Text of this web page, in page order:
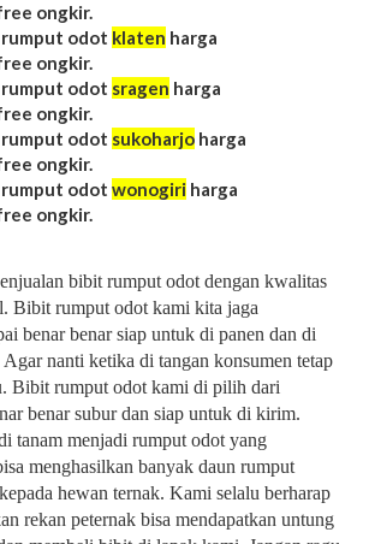
ongkir.
odot klaten harga
ongkir.
odot sragen harga
ongkir.
odot sukoharjo harga
ongkir.
odot wonogiri harga
ongkir.
bibit rumput odot dengan kwalitas
Bibit rumput odot kami kita jaga
benar benar siap untuk di panen dan di
nanti ketika di tangan konsumen tetap
Bibit rumput odot kami di pilih dari
benar subur dan siap untuk di kirim.
tanam menjadi rumput odot yang
menghasilkan banyak daun rumput
hewan ternak. Kami selalu berharap
rekan peternak bisa mendapatkan untung